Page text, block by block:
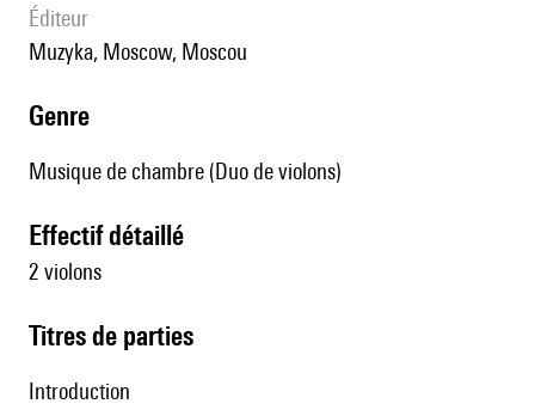
éditeur
Muzyka, Moscow, Moscou
genre
Musique de chambre (Duo de violons)
effectif détaillé
2 violons
Titres de parties
Introduction